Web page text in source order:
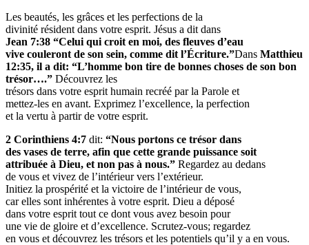
Les beautés, les grâces et les perfections de la
divinité résident dans votre esprit. Jésus a dit dans
Jean 7:38 “Celui qui croit en moi, des fleuves d’eau
vive couleront de son sein, comme dit l’Écriture.”Dans Matthieu
12:35, il a dit: “L’homme bon tire de bonnes choses de son bon
trésor….” Découvrez les
trésors dans votre esprit humain recréé par la Parole et
mettez-les en avant. Exprimez l’excellence, la perfection
et la vertu à partir de votre esprit.
2 Corinthiens 4:7 dit: “Nous portons ce trésor dans
des vases de terre, afin que cette grande puissance soit
attribuée à Dieu, et non pas à nous.” Regardez au dedans
de vous et vivez de l’intérieur vers l’extérieur.
Initiez la prospérité et la victoire de l’intérieur de vous,
car elles sont inhérentes à votre esprit. Dieu a déposé
dans votre esprit tout ce dont vous avez besoin pour
une vie de gloire et d’excellence. Scrutez-vous; regardez
en vous et découvrez les trésors et les potentiels qu’il y a en vous.